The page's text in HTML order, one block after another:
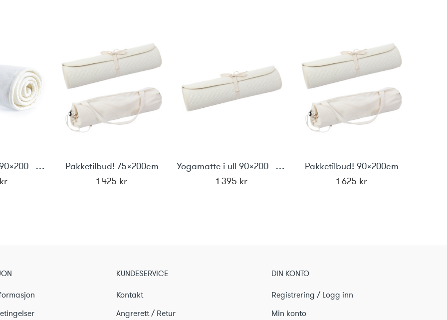
Yogamatte i ull 90x200 - SatNam
kr
Pakketilbud! 75x200cm
1 425 kr
Yogamatte i ull 90x200 - Yoga Vital
1 395 kr
Pakketilbud! 90x200cm
1 625 kr
KUNDESERVICE
Kontakt
Angrerett / Retur
DIN KONTO
Registrering / Logg inn
Min konto